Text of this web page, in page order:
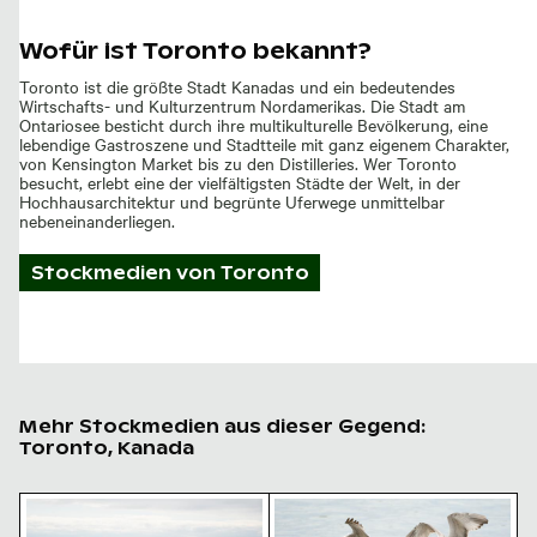
Wofür ist Toronto bekannt?
Toronto ist die größte Stadt Kanadas und ein bedeutendes
Wirtschafts- und Kulturzentrum Nordamerikas. Die Stadt am
Ontariosee besticht durch ihre multikulturelle Bevölkerung, eine
lebendige Gastroszene und Stadtteile mit ganz eigenem Charakter,
von Kensington Market bis zu den Distilleries. Wer Toronto
besucht, erlebt eine der vielfältigsten Städte der Welt, in der
Hochhausarchitektur und begrünte Uferwege unmittelbar
nebeneinanderliegen.
Stockmedien von Toronto
Mehr Stockmedien aus dieser Gegend:
Toronto, Kanada
Ruhige Gewässer des Lake Ontario, Toronto
Möwen fliegen über